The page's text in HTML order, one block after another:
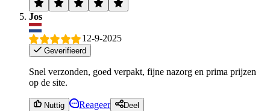
Jos
12-9-2025
Geverifieerd
Snel verzonden, goed verpakt, fijne nazorg en prima prijzen
op de site.
Nuttig Reageer Deel